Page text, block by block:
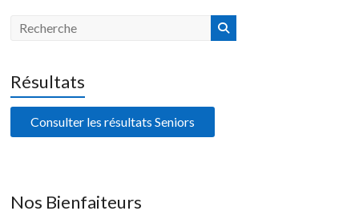
Résultats
Consulter les résultats Seniors
Nos Bienfaiteurs